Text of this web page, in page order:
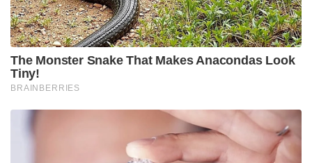
The Monster Snake That Makes Anacondas Look
Tiny!
BRAINBERRIES